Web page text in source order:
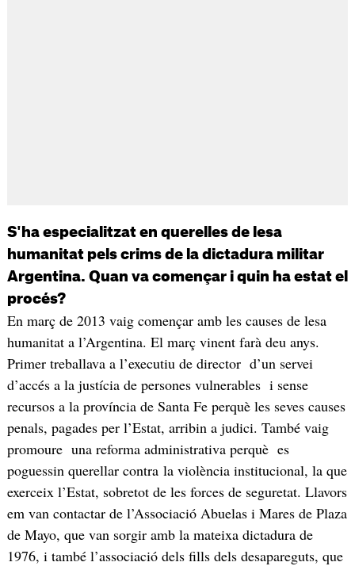
S'ha especialitzat en querelles de lesa
humanitat pels crims de la dictadura militar
Argentina. Quan va començar i quin ha estat el
procés?
En març de 2013 vaig començar amb les causes de lesa
humanitat a l’Argentina. El març vinent farà deu anys.
Primer treballava a l’executiu de director d’un servei
d’accés a la justícia de persones vulnerables i sense
recursos a la província de Santa Fe perquè les seves causes
penals, pagades per l’Estat, arribin a judici. També vaig
promoure una reforma administrativa perquè es
poguessin querellar contra la violència institucional, la que
exerceix l’Estat, sobretot de les forces de seguretat. Llavors
em van contactar de l’Associació Abuelas i Mares de Plaza
de Mayo, que van sorgir amb la mateixa dictadura de
1976, i també l’associació dels fills dels desapareguts, que